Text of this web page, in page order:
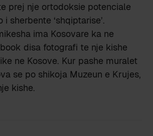
prej nje ortodoksie potenciale
i sherbente ‘shqiptarise’.
ima Kosovare ka ne
disa fotografi te nje kishe
ne Kosove. Kur pashe muralet
se po shikoja Muzeun e Krujes,
kishe.